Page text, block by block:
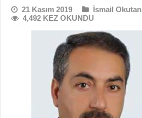
21 Kasım 2019
İsmail Okutan
4,492 KEZ OKUNDU